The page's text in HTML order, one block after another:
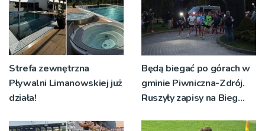
Strefa zewnętrzna
Pływalni Limanowskiej już
działa!
Będą biegać po górach w
gminie Piwniczna-Zdrój.
Ruszyły zapisy na Bieg